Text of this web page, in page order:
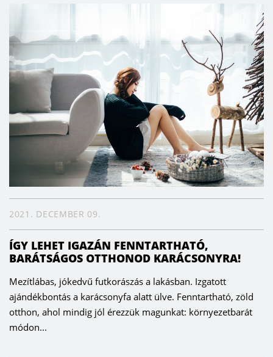
2021. DECEMBER 09.
ÍGY LEHET IGAZÁN FENNTARTHATÓ,
BARÁTSÁGOS OTTHONOD KARÁCSONYRA!
Mezítlábas, jókedvű futkorászás a lakásban. Izgatott
ajándékbontás a karácsonyfa alatt ülve. Fenntartható, zöld
otthon, ahol mindig jól érezzük magunkat: környezetbarát
módon...